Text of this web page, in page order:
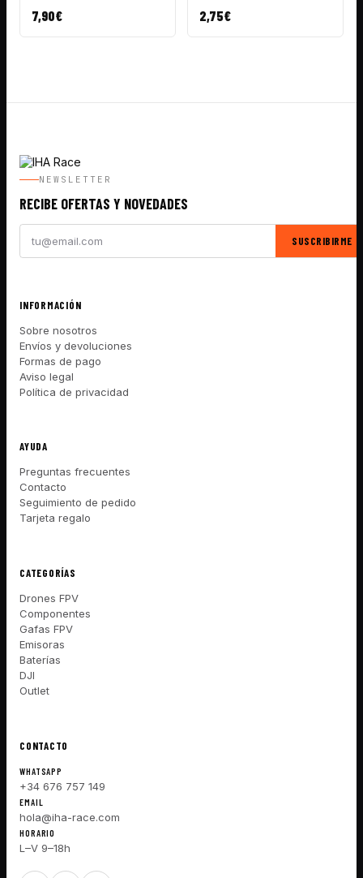
7,90€ 2,75€
NEWSLETTER
RECIBE OFERTAS Y NOVEDADES
SUSCRIBIRME
INFORMACIÓN
Sobre nosotros
Envíos y devoluciones
Formas de pago
Aviso legal
Política de privacidad
AYUDA
Preguntas frecuentes
Contacto
Seguimiento de pedido
Tarjeta regalo
CATEGORÍAS
Drones FPV
Componentes
Gafas FPV
Emisoras
Baterías
DJI
Outlet
CONTACTO
WHATSAPP
+34 676 757 149
EMAIL
hola@iha-race.com
HORARIO
L–V 9–18h